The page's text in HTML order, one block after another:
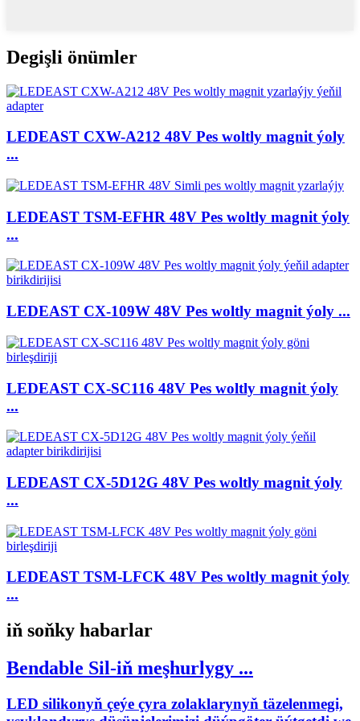
Degişli önümler
LEDEAST CXW-A212 48V Pes woltly magnit ýoly
...
LEDEAST TSM-EFHR 48V Pes woltly magnit ýoly
...
LEDEAST CX-109W 48V Pes woltly magnit ýoly ...
LEDEAST CX-SC116 48V Pes woltly magnit ýoly
...
LEDEAST CX-5D12G 48V Pes woltly magnit ýoly
...
LEDEAST TSM-LFCK 48V Pes woltly magnit ýoly
...
iň soňky habarlar
Bendable Sil-iň meşhurlygy ...
LED silikonyň çeýe çyra zolaklarynyň täzelenmegi,